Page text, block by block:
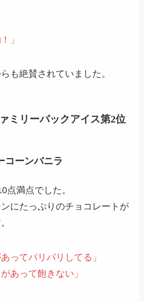
」
も絶賛されていました。
ミリーパックアイス第2位
コーンバニラ
点満点でした。
にたっぷりのチョコレートが
ってパリパリしてる」
あって飽きない」